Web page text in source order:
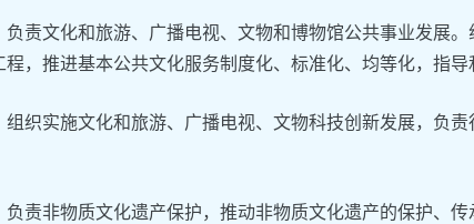
负责文化和旅游、广播电视、文物和博物馆公共事业发展
程，推进基本公共文化服务制度化、标准化、均等化，指导
组织实施文化和旅游、广播电视、文物科技创新发展，负
负责非物质文化遗产保护，推动非物质文化遗产的保护、传